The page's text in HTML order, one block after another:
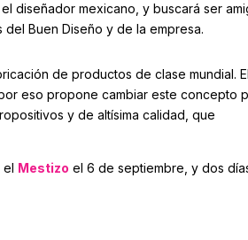
diseñador mexicano, y buscará ser
Buen Diseño y de la empresa.
de productos de clase mundial.
eso propone cambiar este concepto
y de altísima calidad, que
el Mestizo el 6 de septiembre, y dos